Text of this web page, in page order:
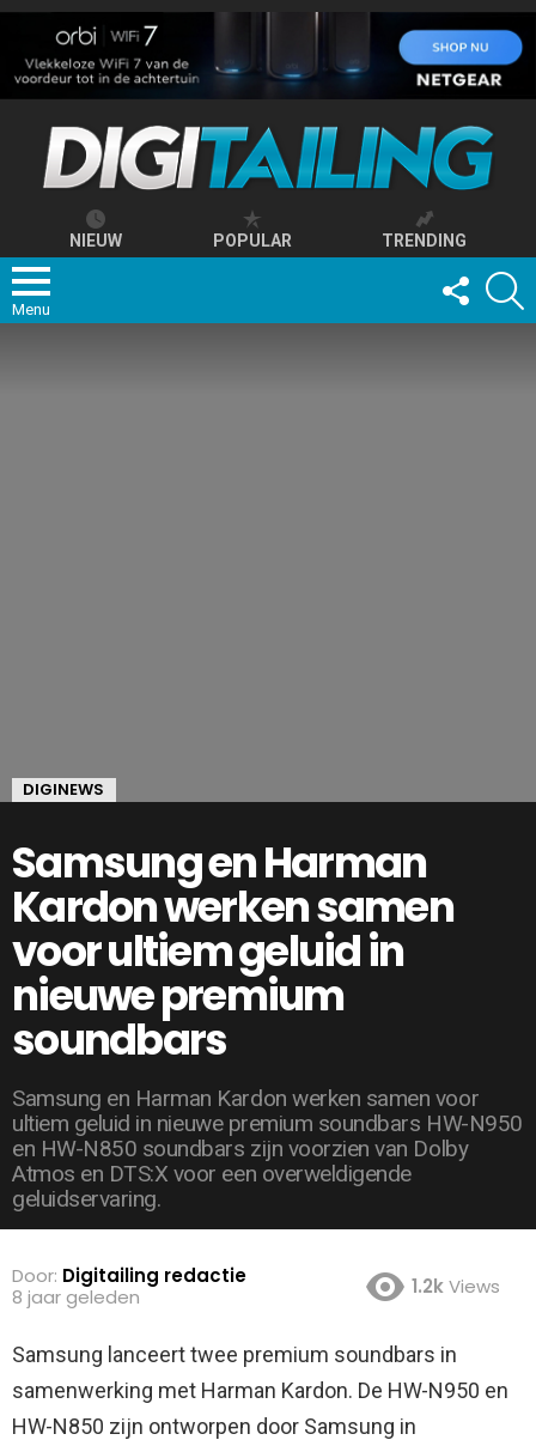
NIEUW POPULAR TRENDING
Menu
FOLLOW
US
DIGINEWS
Samsung en Harman
Kardon werken samen
voor ultiem geluid in
nieuwe premium
soundbars
Samsung en Harman Kardon werken samen voor
ultiem geluid in nieuwe premium soundbars HW-N950
en HW-N850 soundbars zijn voorzien van Dolby
Atmos en DTS:X voor een overweldigende
geluidservaring.
Door: Digitailing redactie
8 jaar geleden
1.2kViews
Samsung lanceert twee premium soundbars in
samenwerking met Harman Kardon. De HW-N950 en
HW-N850 zijn ontworpen door Samsung in